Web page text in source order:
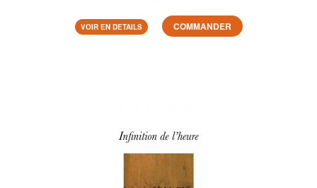
VOIR EN DETAILS COMMANDER